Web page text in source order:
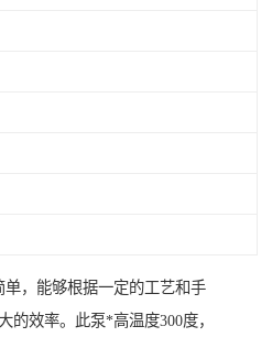
，能够根据一定的工艺和手
的效率。此泵*高温度300度，